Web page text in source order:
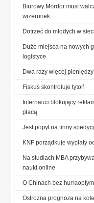
Biurowy Mordor musi
wizerunek
Dotrzeć do młodych w sieci
Dużo miejsca na nowych
logistyce
Dwa razy więcej pieniędzy
Fiskus skontroluje tytoń
Internauci blokujący
płacą
Jest popyt na firmy
KNF porządkuje wypłaty
Na studiach MBA
nauki online
O Chinach bez
Ostrożna prognoza na